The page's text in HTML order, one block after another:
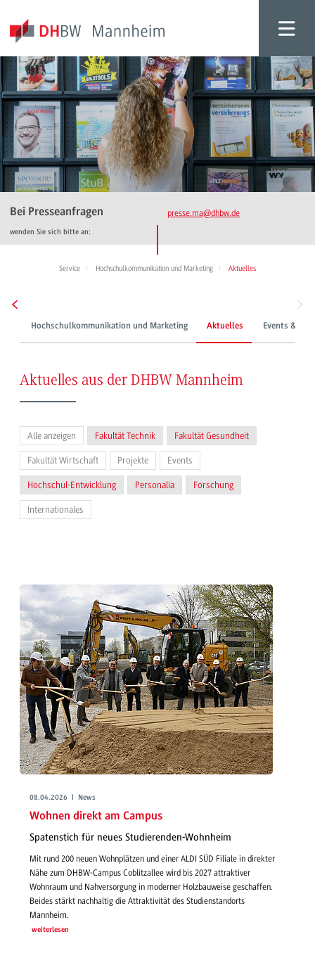
Bei Presseanfragen
wenden Sie sich bitte an:
presse.ma@dhbw.de
Service Hochschulkommunikation und Marketing Aktuelles
Hochschulkommunikation und Marketing Aktuelles Events &
Aktuelles aus der DHBW Mannheim
Alle anzeigen Fakultät Technik Fakultät Gesundheit
Fakultät Wirtschaft Projekte Events
Hochschul-Entwicklung Personalia Forschung
Internationales
08.04.2026 | News
Wohnen direkt am Campus
Spatenstich für neues Studierenden-Wohnheim
Mit rund 200 neuen Wohnplätzen und einer ALDI SÜD Filiale in direkter
Nähe zum DHBW-Campus Coblitzallee wird bis 2027 attraktiver
Wohnraum und Nahversorgung in moderner Holzbauweise geschaffen.
Beides stärkt nachhaltig die Attraktivität des Studienstandorts
Mannheim.
weiterlesen